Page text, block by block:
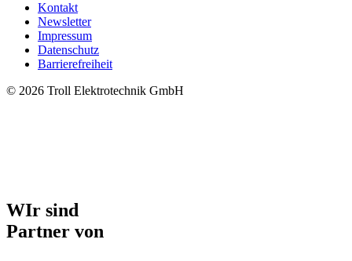
Kontakt
Newsletter
Impressum
Datenschutz
Barrierefreiheit
© 2026 Troll Elektrotechnik GmbH
WIr sind
Partner von